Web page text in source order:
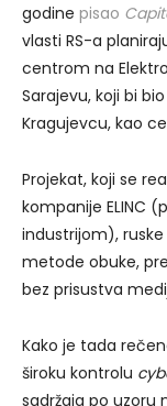
godine pisao
vlasti RS-a
centrom na
Sarajevu, koji bi
Kragujevcu, kao
Projekat, koji se
kompanije ELINC
industrijom),
metode obuke,
bez prisustva
Kako je tada
široku kontrolu
sadržaja po uzoru